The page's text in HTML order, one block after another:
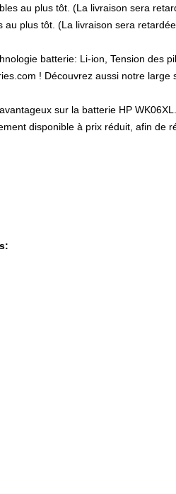
au plus tôt. (La livraison sera
plus tôt. (La livraison sera
batterie: Li-ion, Tension des
! Découvrez aussi notre
sur la batterie HP
disponible à prix réduit, afin de